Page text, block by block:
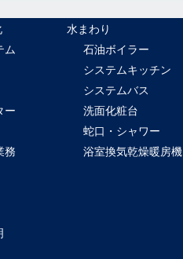
ム
ー
務
水まわり
石油ボイラー
システムキッチン
システムバス
洗面化粧台
蛇口・シャワー
浴室換気乾燥暖房機